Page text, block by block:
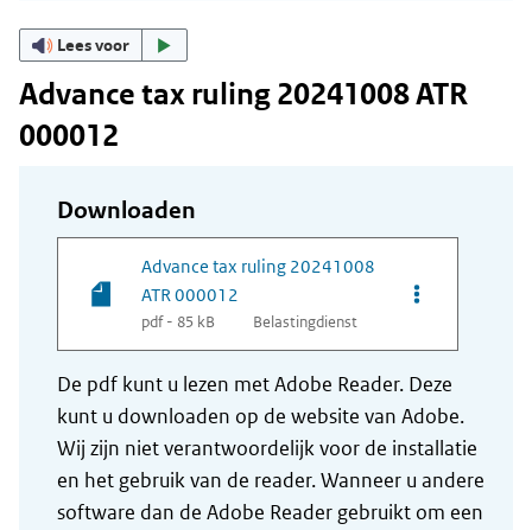
Lees voor
Advance tax ruling 20241008 ATR
000012
Downloaden
Advance tax ruling 20241008
ATR 000012
pdf - 85 kB Belastingdienst
Opties van
De pdf kunt u lezen met Adobe Reader. Deze
kunt u downloaden op de website van Adobe.
Wij zijn niet verantwoordelijk voor de installatie
en het gebruik van de reader. Wanneer u andere
software dan de Adobe Reader gebruikt om een